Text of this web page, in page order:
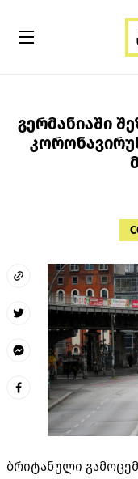
გერმანიაში
ბრიტანული